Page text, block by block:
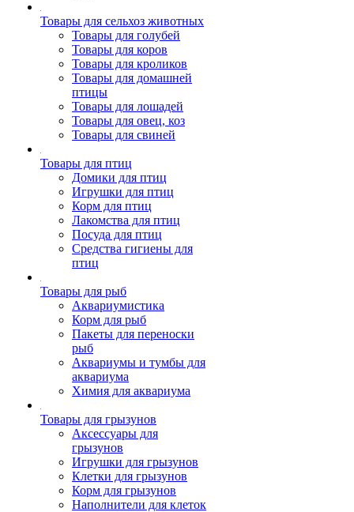
Товары для сельхоз животных
Товары для голубей
Товары для коров
Товары для кроликов
Товары для домашней
птицы
Товары для лошадей
Товары для овец, коз
Товары для свиней
Товары для птиц
Домики для птиц
Игрушки для птиц
Корм для птиц
Лакомства для птиц
Посуда для птиц
Средства гигиены для
птиц
Товары для рыб
Аквариумистика
Корм для рыб
Пакеты для переноски
рыб
Аквариумы и тумбы для
аквариума
Химия для аквариума
Товары для грызунов
Аксессуары для
грызунов
Игрушки для грызунов
Клетки для грызунов
Корм для грызунов
Наполнители для клеток